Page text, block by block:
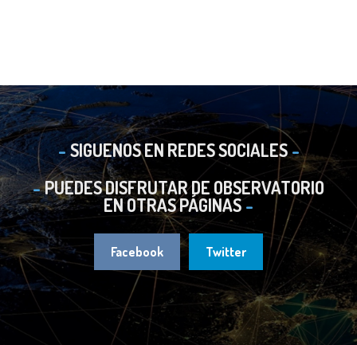
SIGUENOS EN REDES SOCIALES
PUEDES DISFRUTAR DE OBSERVATORIO
EN OTRAS PÁGINAS
Facebook Twitter